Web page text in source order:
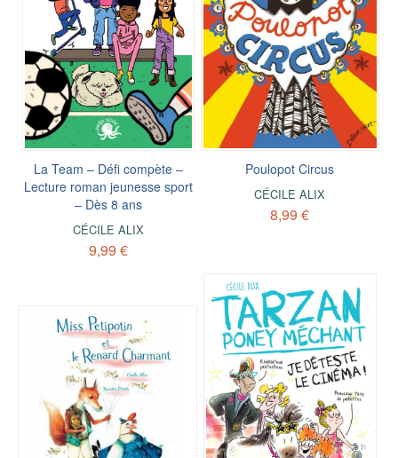
La Team – Défi compète –
Lecture roman jeunesse sport
– Dès 8 ans
CÉCILE ALIX
9,99 €
Poulopot Circus
CÉCILE ALIX
8,99 €